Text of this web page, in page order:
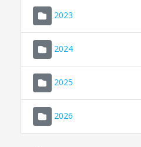
2023
2024
2025
2026